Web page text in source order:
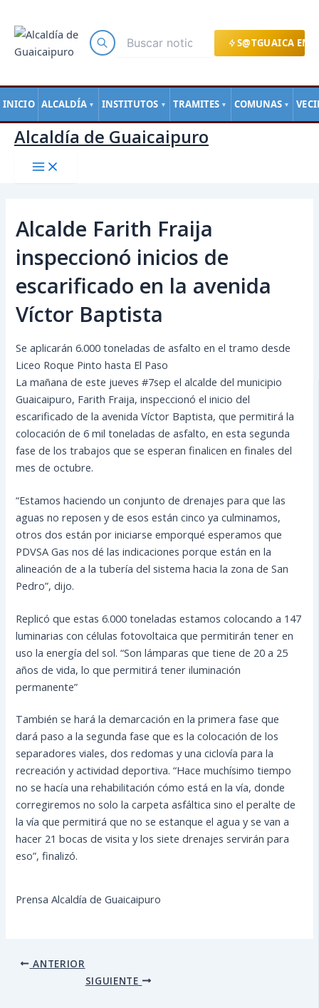
S@TGUAICA EN
INICIO ALCALDÍA ▼ INSTITUTOS ▼ TRAMITES ▼ COMUNAS ▼
contenido
Alcaldía de Guaicaipuro
Alcalde Farith Fraija
inspeccionó inicios de
escarificado en la avenida
Víctor Baptista
Se aplicarán 6.000 toneladas de asfalto en el tramo desde
Liceo Roque Pinto hasta El Paso
La mañana de este jueves #7sep el alcalde del municipio
Guaicaipuro, Farith Fraija, inspeccionó el inicio del
escarificado de la avenida Víctor Baptista, que permitirá la
colocación de 6 mil toneladas de asfalto, en esta segunda
fase de los trabajos que se esperan finalicen en finales del
mes de octubre.
“Estamos haciendo un conjunto de drenajes para que las
aguas no reposen y de esos están cinco ya culminamos,
otros dos están por iniciarse emporqué esperamos que
PDVSA Gas nos dé las indicaciones porque están en la
alineación de a la tubería del sistema hacia la zona de San
Pedro”, dijo.
Replicó que estas 6.000 toneladas estamos colocando a 147
luminarias con células fotovoltaica que permitirán tener en
uso la energía del sol. “Son lámparas que tiene de 20 a 25
años de vida, lo que permitirá tener iluminación
permanente”
También se hará la demarcación en la primera fase que
dará paso a la segunda fase que es la colocación de los
separadores viales, dos redomas y una ciclovía para la
recreación y actividad deportiva. “Hace muchísimo tiempo
no se hacía una rehabilitación cómo está en la vía, donde
corregiremos no solo la carpeta asfáltica sino el peralte de
la vía que permitirá que no se estanque el agua y se van a
hacer 21 bocas de visita y los siete drenajes servirán para
eso”, finalizó.
Prensa Alcaldía de Guaicaipuro
de
entradas
ANTERIOR
SIGUIENTE